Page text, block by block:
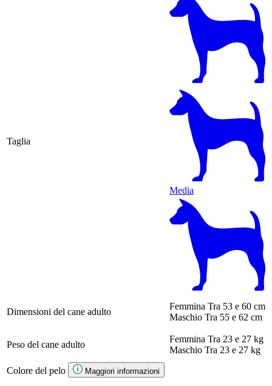
Taglia
Media
Dimensioni del cane adulto
Femmina Tra 53 e 60 cm
Maschio Tra 55 e 62 cm
Peso del cane adulto
Femmina Tra 23 e 27 kg
Maschio Tra 23 e 27 kg
Colore del pelo
Maggiori informazioni